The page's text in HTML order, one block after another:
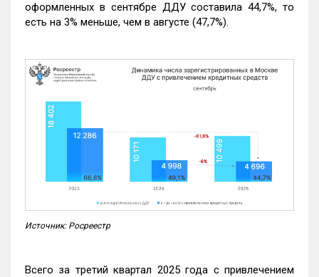
оформленных в сентябре ДДУ составила 44,7%, то
есть на 3% меньше, чем в августе (47,7%).
Источник: Росреестр
Всего за третий квартал 2025 года с привлечением